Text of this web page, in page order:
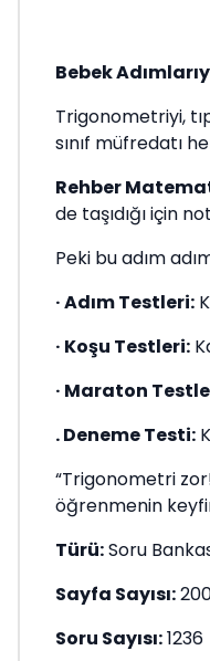
Bebek
Trigonometriyi,
sınıf müfredatı
Rehber
de taşıdığı için
Peki bu adım
· Adım Testleri:
· Koşu Testleri:
· Maraton
. Deneme Testi:
“Trigonometri
öğrenmenin
Türü:Soru
Sayfa Sayısı:
Soru Sayısı:1236